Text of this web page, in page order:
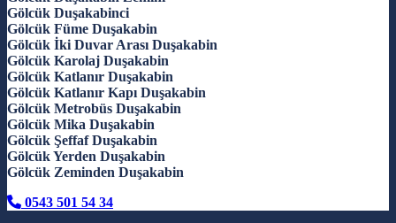
Gölcük Duşakabinci
Gölcük Füme Duşakabin
Gölcük İki Duvar Arası Duşakabin
Gölcük Karolaj Duşakabin
Gölcük Katlanır Duşakabin
Gölcük Katlanır Kapı Duşakabin
Gölcük Metrobüs Duşakabin
Gölcük Mika Duşakabin
Gölcük Şeffaf Duşakabin
Gölcük Yerden Duşakabin
Gölcük Zeminden Duşakabin
0543 501 54 34